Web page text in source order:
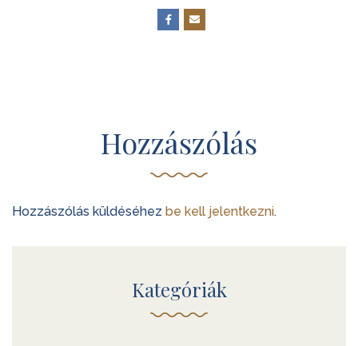
Hozzászólás
Hozzászólás küldéséhez be kell jelentkezni.
Kategóriák